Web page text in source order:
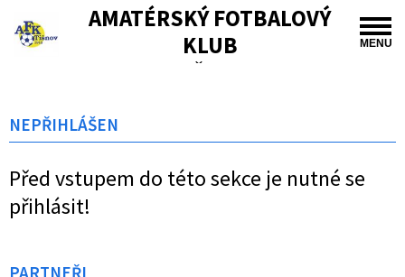
MENU
AMATÉRSKÝ FOTBALOVÝ
KLUB
TIŠNOV
NEPŘIHLÁŠEN
Před vstupem do této sekce je nutné se
přihlásit!
PARTNEŘI